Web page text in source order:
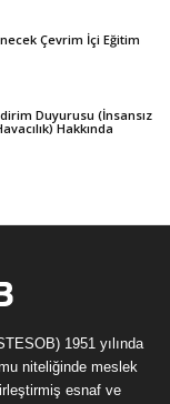
Çevrim İçi Eğitim
Duyurusu (İnsansız
Hakkında
1951 yılında
niteliğinde meslek
esnaf ve